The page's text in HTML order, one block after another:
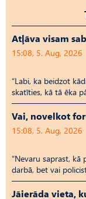
Atļāva visam
15:08, 5. Aug, 2026
“Labi, ka beidzot
skatīties, kā tā ēka
Vai, novelkot
15:08, 5. Aug, 2026
“Nevaru saprast, kā
darbā, bet vai
Jāierāda vieta,